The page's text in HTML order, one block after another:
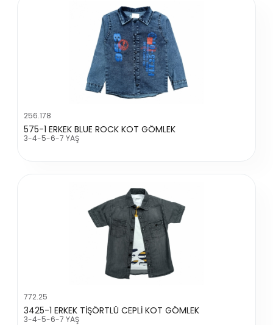
256.178
575-1 ERKEK BLUE ROCK KOT GÖMLEK
3-4-5-6-7 YAŞ
772.25
3425-1 ERKEK TİŞÖRTLÜ CEPLİ KOT GÖMLEK
3-4-5-6-7 YAŞ